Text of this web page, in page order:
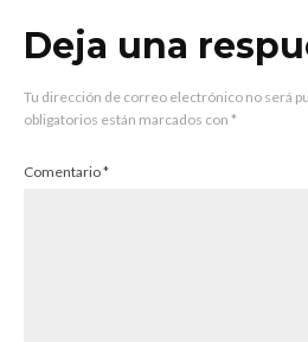
Deja una
Tu dirección de correo electrónico no será
obligatorios están marcados con *
Comentario*